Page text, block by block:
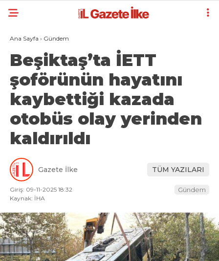
Ana Sayfa › Gündem
Beşiktaş’ta İETT
şoförünün hayatını
kaybettiği kazada
otobüs olay yerinden
kaldırıldı
Gazete İlke TÜM YAZILARI
Giriş: 09-11-2025 18:32
Kaynak: İHA
Gündem